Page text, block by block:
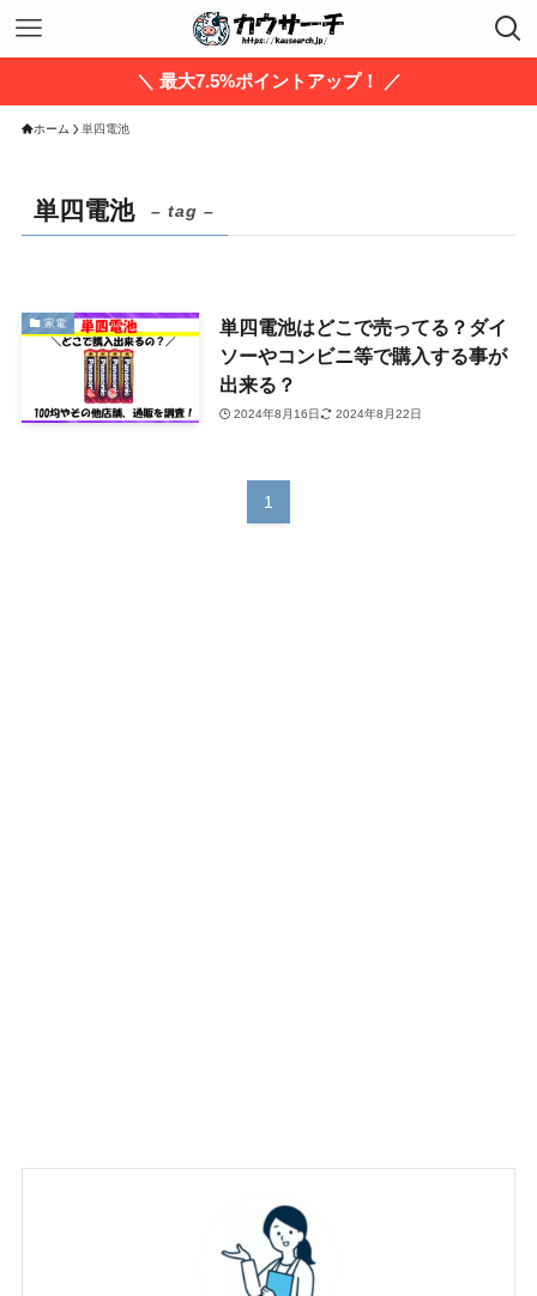
＼ 最大7.5%ポイントアップ！ ／
ホーム 単四電池
単四電池 – tag –
家電
単四電池はどこで売ってる？ダイ
ソーやコンビニ等で購入する事が
出来る？
2024年8月16日 2024年8月22日
1